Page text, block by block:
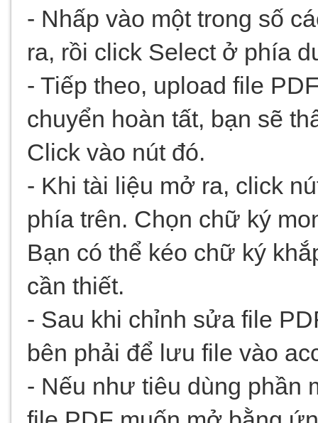
- Nhấp vào một trong số
ra, rồi click Select ở phía
- Tiếp theo, upload file
chuyển hoàn tất, bạn sẽ
Click vào nút đó.
- Khi tài liệu mở ra, click
phía trên. Chọn chữ ký
Bạn có thể kéo chữ ký
cần thiết.
- Sau khi chỉnh sửa file
bên phải để lưu file vào
- Nếu như tiêu dùng phần